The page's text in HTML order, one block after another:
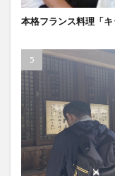
本格フランス料理「